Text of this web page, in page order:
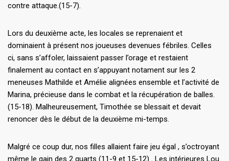
contre attaque.(15-7).
Lors du deuxième acte, les locales se reprenaient et
dominaient à présent nos joueuses devenues fébriles. Celles
ci, sans s’affoler, laissaient passer l’orage et restaient
finalement au contact en s’appuyant notament sur les 2
meneuses Mathilde et Amélie alignées ensemble et l’activité de
Marina, précieuse dans le combat et la récupération de balles.
(15-18). Malheureusement, Timothée se blessait et devait
renoncer dès le début de la deuxième mi-temps.
Malgré ce coup dur, nos filles allaient faire jeu égal , s’octroyant
même le gain des 2 quarts (11-9 et 15-12) . Les intérieures Lou